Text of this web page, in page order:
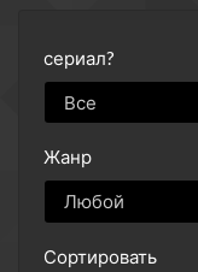
сериал?
Жанр
Сортировать